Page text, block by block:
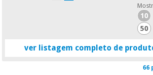
10
50
ver listagem completo de
66